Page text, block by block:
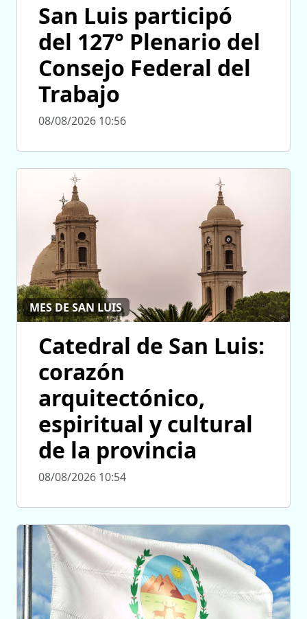
San Luis participó
del 127° Plenario del
Consejo Federal del
Trabajo
08/08/2026 10:56
MES DE SAN LUIS
Catedral de San Luis:
corazón
arquitectónico,
espiritual y cultural
de la provincia
08/08/2026 10:54